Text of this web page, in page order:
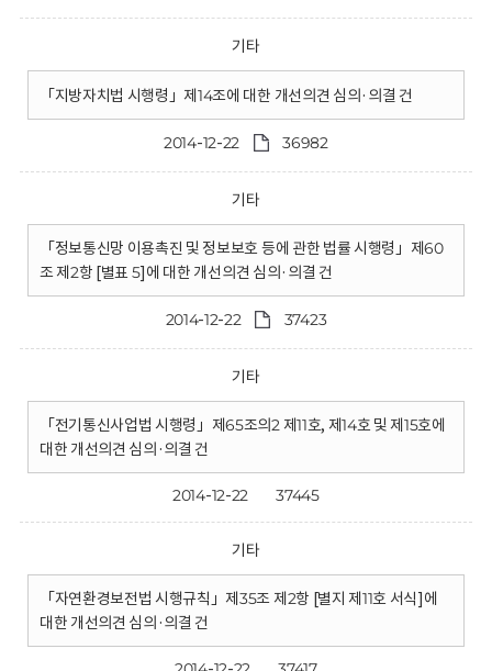
기타
「지방자치법 시행령」제14조에 대한 개선의견 심의·의결 건
2014-12-22 36982
기타
「정보통신망 이용촉진 및 정보보호 등에 관한 법률 시행령」제60
조 제2항 [별표 5]에 대한 개선의견 심의·의결 건
2014-12-22 37423
기타
「전기통신사업법 시행령」제65조의2 제11호, 제14호 및 제15호에
대한 개선의견 심의·의결 건
2014-12-22 37445
기타
「자연환경보전법 시행규칙」제35조 제2항 [별지 제11호 서식]에
대한 개선의견 심의·의결 건